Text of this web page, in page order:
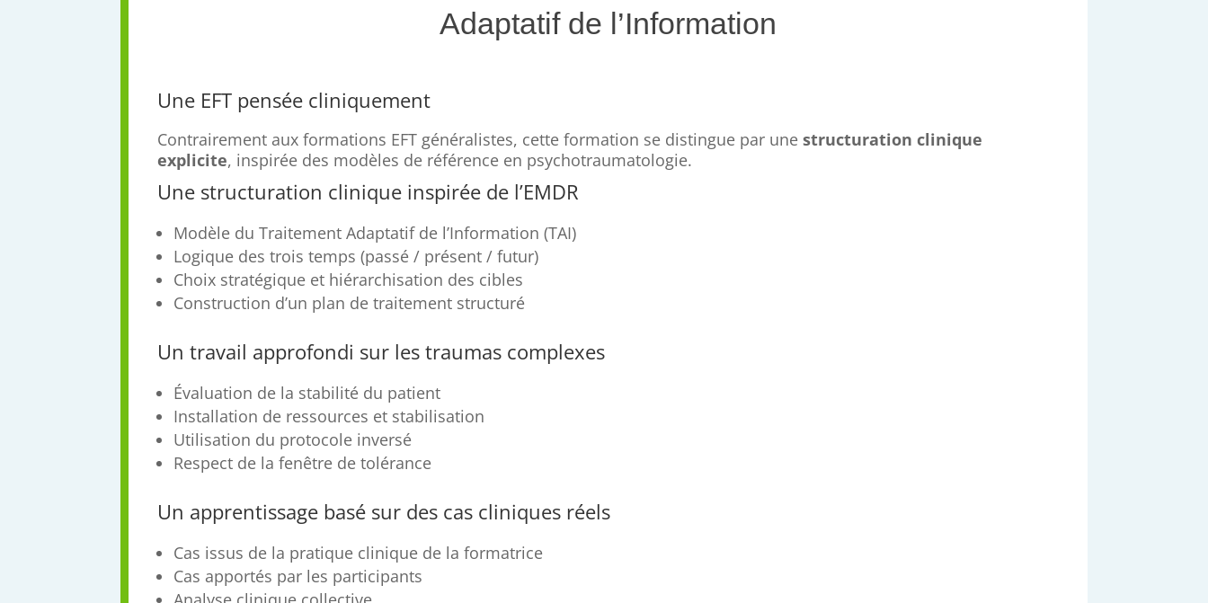
Adaptatif de l’Information
Une EFT pensée cliniquement
Contrairement aux formations EFT généralistes, cette formation se distingue par unestructuration clinique
explicite, inspirée des modèles de référence en psychotraumatologie.
Une structuration clinique inspirée de l’EMDR
Modèle du Traitement Adaptatif de l’Information (TAI)
Logique des trois temps (passé / présent / futur)
Choix stratégique et hiérarchisation des cibles
Construction d’un plan de traitement structuré
Un travail approfondi sur les traumas complexes
Évaluation de la stabilité du patient
Installation de ressources et stabilisation
Utilisation du protocole inversé
Respect de la fenêtre de tolérance
Un apprentissage basé sur des cas cliniques réels
Cas issus de la pratique clinique de la formatrice
Cas apportés par les participants